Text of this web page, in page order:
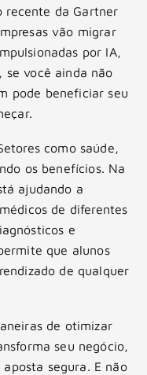
recente da Gartner
vão migrar
por IA,
se você ainda não
pode beneficiar seu
como saúde,
os benefícios. Na
ajudando a
de diferentes
e
que alunos
de qualquer
de otimizar
seu negócio,
segura. E não